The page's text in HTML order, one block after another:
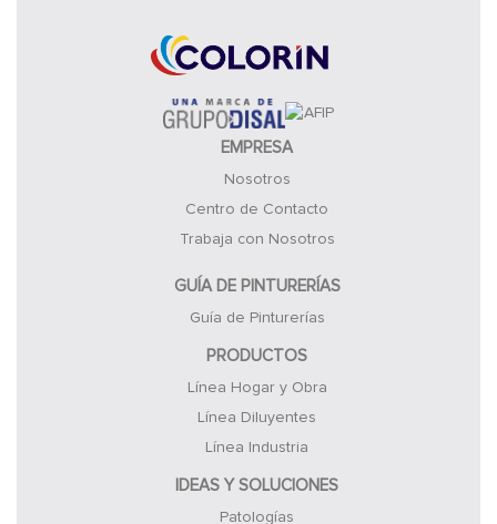
EMPRESA
Nosotros
Centro de Contacto
Trabaja con Nosotros
GUÍA DE PINTURERÍAS
Guía de Pinturerías
PRODUCTOS
Línea Hogar y Obra
Línea Diluyentes
Línea Industria
IDEAS Y SOLUCIONES
Patologías